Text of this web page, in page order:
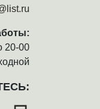
20-00